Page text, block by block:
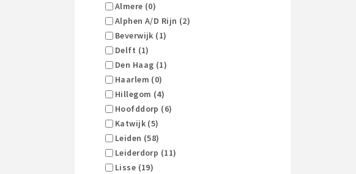
Almere (0)
Alphen A/d Rijn (2)
Beverwijk (1)
Delft (1)
Den Haag (1)
Haarlem (0)
Hillegom (4)
Hoofddorp (6)
Katwijk (5)
Leiden (58)
Leiderdorp (11)
Lisse (19)